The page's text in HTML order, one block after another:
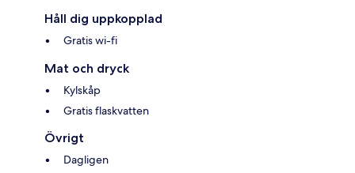
Håll dig uppkopplad
Gratis wi-fi
Mat och dryck
Kylskåp
Gratis flaskvatten
Övrigt
Dagligen